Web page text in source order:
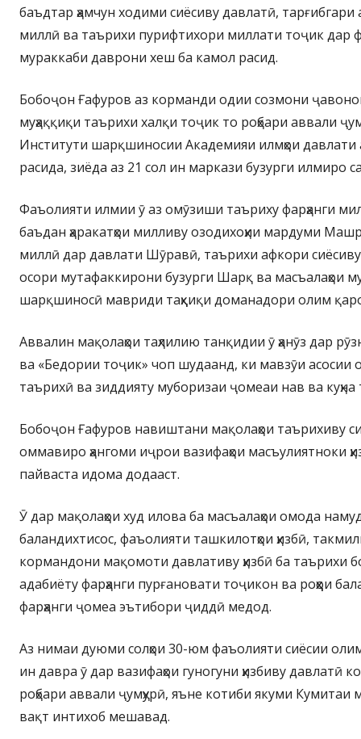
баъдтар ҳамчун ходими сиёсиву давлатӣ, тарғибгари
миллӣ ва таърихи пурифтихори миллати тоҷик дар
мураккаби даврони хеш ба камол расид.
Бобоҷон Ғафуров аз корманди одии созмони
муҳаққиқи таърихи халқи тоҷик то роҳбари аввали
Институти шарқшиносии Академияи илмҳои
расида, зиёда аз 21 сол ин маркази бузурги илмиро
Фаъолияти илмии ӯ аз омӯзиши таъриху фарҳанги
баъдан ҳаракатҳои милливу озодихоҳии мардуми
миллӣ дар давлати Шӯравӣ, таърихи афкори
осори мутафаккирони бузурги Шарқ ва масъалаҳои
шарқшиносӣ мавриди таҳқиқи доманадори олим
Аввалин мақолаҳои таҳлилию танқидии ӯ ҳанӯз дар
ва «Бедории тоҷик» чоп шудаанд, ки мавзӯи асосии
таърихӣ ва зиддияту муборизаи ҷомеаи нав ва
Бобоҷон Ғафуров навиштани мақолаҳои таърихиву
оммавиро ҳангоми иҷрои вазифаҳои масъулиятноки
пайваста идома додааст.
Ӯ дар мақолаҳои худ илова ба масъалаҳои омода
баландихтисос, фаъолияти ташкилотҳои ҳизбӣ,
кормандони мақомоти давлативу ҳизбӣ ба таърихи
адабиёту фарҳанги пурғановати тоҷикон ва роҳҳои
фарҳанги ҷомеа эътибори ҷиддӣ медод.
Аз нимаи дуюми солҳои 30-юм фаъолияти сиёсии
ин давра ӯ дар вазифаҳои гуногуни ҳизбиву давлатӣ
роҳбари аввали ҷумҳурӣ, яъне котиби якуми Кумитаи
вақт интихоб мешавад.